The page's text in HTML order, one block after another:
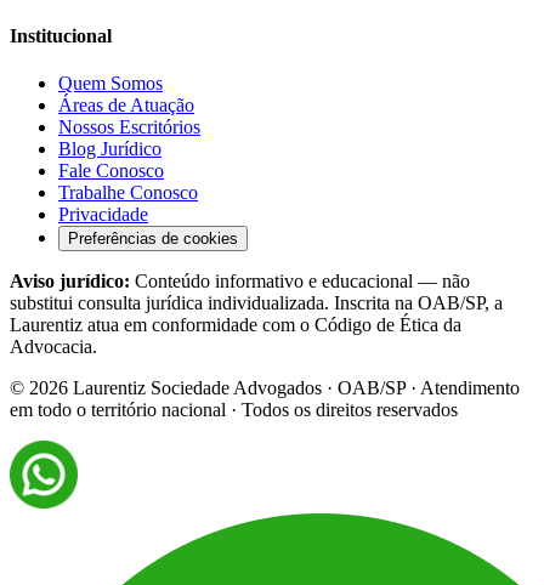
Institucional
Quem Somos
Áreas de Atuação
Nossos Escritórios
Blog Jurídico
Fale Conosco
Trabalhe Conosco
Privacidade
Preferências de cookies
Aviso jurídico: Conteúdo informativo e educacional — não
substitui consulta jurídica individualizada. Inscrita na OAB/SP, a
Laurentiz atua em conformidade com o Código de Ética da
Advocacia.
© 2026 Laurentiz Sociedade Advogados · OAB/SP · Atendimento
em todo o território nacional · Todos os direitos reservados